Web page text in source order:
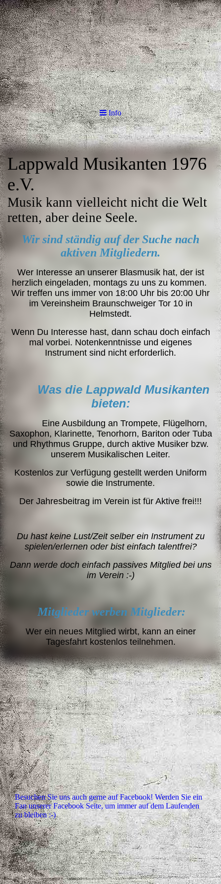
Info
Lappwald Musikanten 1976
e.V.
Musik kann vielleicht nicht die Welt
retten, aber deine Seele.
Wir sind ständig auf der Suche nach
aktiven Mitgliedern.
Wer Interesse an unserer Blasmusik hat, der ist
herzlich eingeladen, montags zu uns zu kommen.
Wir treffen uns immer von 18:00 Uhr bis 20:00 Uhr
im Vereinsheim Braunschweiger Tor 10 in
Helmstedt.
Wenn Du Interesse hast, dann schau doch einfach
mal vorbei. Notenkenntnisse und eigenes
Instrument sind nicht erforderlich.
Was die Lappwald Musikanten
bieten:
Eine Ausbildung an Trompete, Flügelhorn,
Saxophon, Klarinette, Tenorhorn, Bariton oder Tuba
und Rhythmus Gruppe, durch aktive Musiker bzw.
unserem Musikalischen Leiter.
Kostenlos zur Verfügung gestellt werden Uniform
sowie die Instrumente.
Der Jahresbeitrag im Verein ist für Aktive frei!!!
Du hast keine Lust/Zeit selber ein Instrument zu
spielen/erlernen oder bist einfach talentfrei?
Dann werde doch einfach passives Mitglied bei uns
im Verein :-)
Mitglieder werben Mitglieder:
Wer ein neues Mitglied wirbt, kann an einer
Tagesfahrt kostenlos teilnehmen.
Besuchen Sie uns auch gerne auf Facebook! Werden Sie ein
Fan unserer Facebook Seite, um immer auf dem Laufenden
zu bleiben :-)